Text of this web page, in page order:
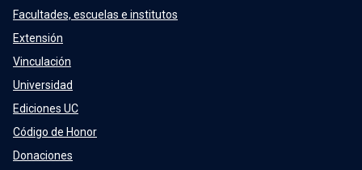
Facultades, escuelas e institutos
Extensión
Vinculación
Universidad
Ediciones UC
Código de Honor
Donaciones